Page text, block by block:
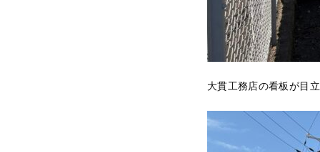
大貫工務店の看板が目